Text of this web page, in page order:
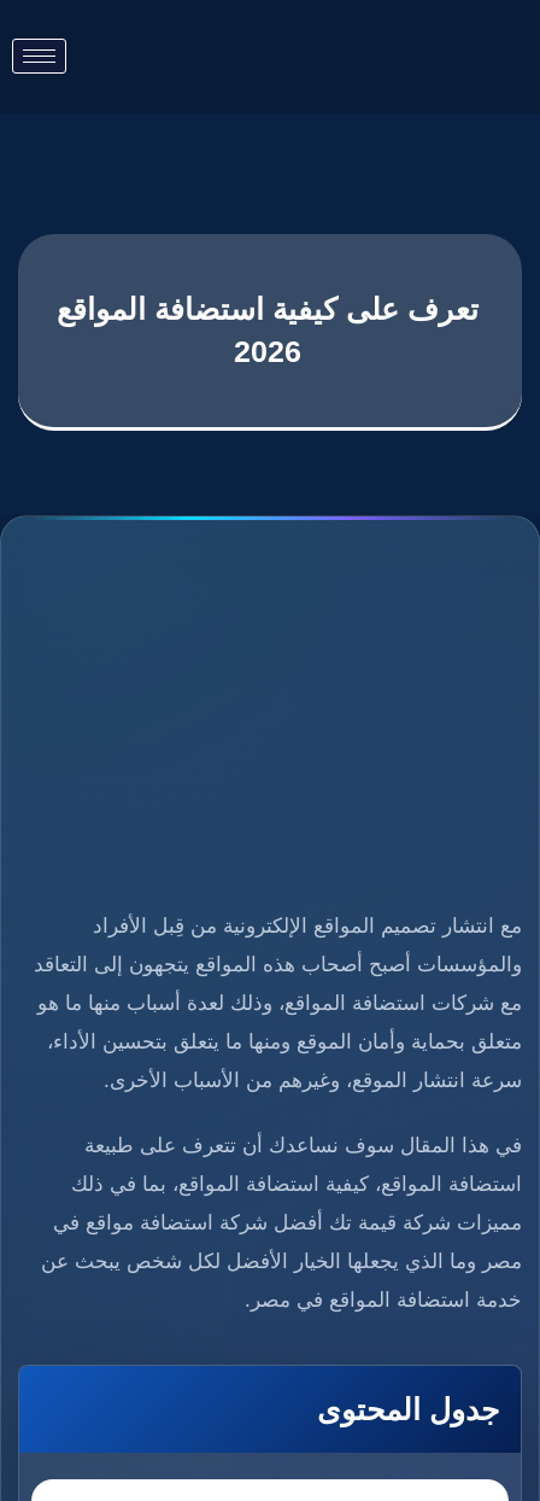
تعرف على كيفية استضافة المواقع
2026
مع انتشار تصميم المواقع الإلكترونية من قِبل الأفراد
والمؤسسات أصبح أصحاب هذه المواقع يتجهون إلى التعاقد
مع شركات استضافة المواقع، وذلك لعدة أسباب منها ما هو
متعلق بحماية وأمان الموقع ومنها ما يتعلق بتحسين الأداء،
سرعة انتشار الموقع، وغيرهم من الأسباب الأخرى.
في هذا المقال سوف نساعدك أن تتعرف على طبيعة
استضافة المواقع، كيفية استضافة المواقع، بما في ذلك
مميزات شركة قيمة تك أفضل شركة استضافة مواقع في
مصر وما الذي يجعلها الخيار الأفضل لكل شخص يبحث عن
خدمة استضافة المواقع في مصر.
جدول المحتوى